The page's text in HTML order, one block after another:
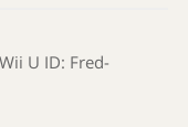
U ID: Fred-